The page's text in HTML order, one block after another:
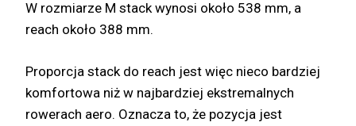
W rozmiarze M stack wynosi około 538 mm, a
reach około 388 mm.
Proporcja stack do reach jest więc nieco bardziej
komfortowa niż w najbardziej ekstremalnych
rowerach aero. Oznacza to, że pozycja jest